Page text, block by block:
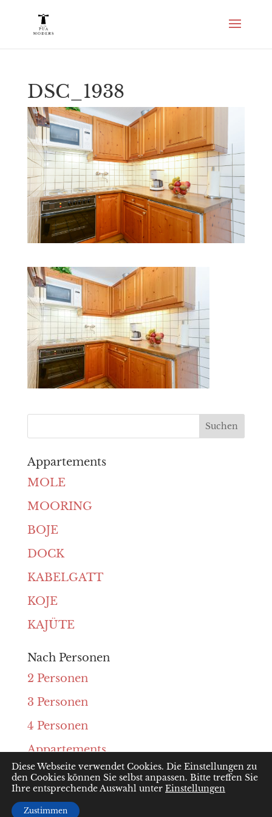
DSC_1938
Appartements
MOLE
MOORING
BOJE
DOCK
KABELGATT
KOJE
KAJÜTE
Nach Personen
2 Personen
3 Personen
4 Personen
Appartements
Designed by
Diese Webseite verwendet Cookies. Die Einstellungen zu
den Cookies können Sie selbst anpassen. Bitte treffen Sie
Ihre entsprechende Auswahl unter Einstellungen
Zustimmen